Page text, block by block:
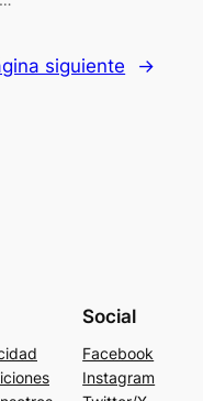
siguiente →
Social
Facebook
Instagram